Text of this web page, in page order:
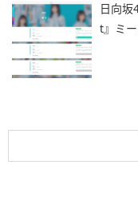
日向
t』ミ